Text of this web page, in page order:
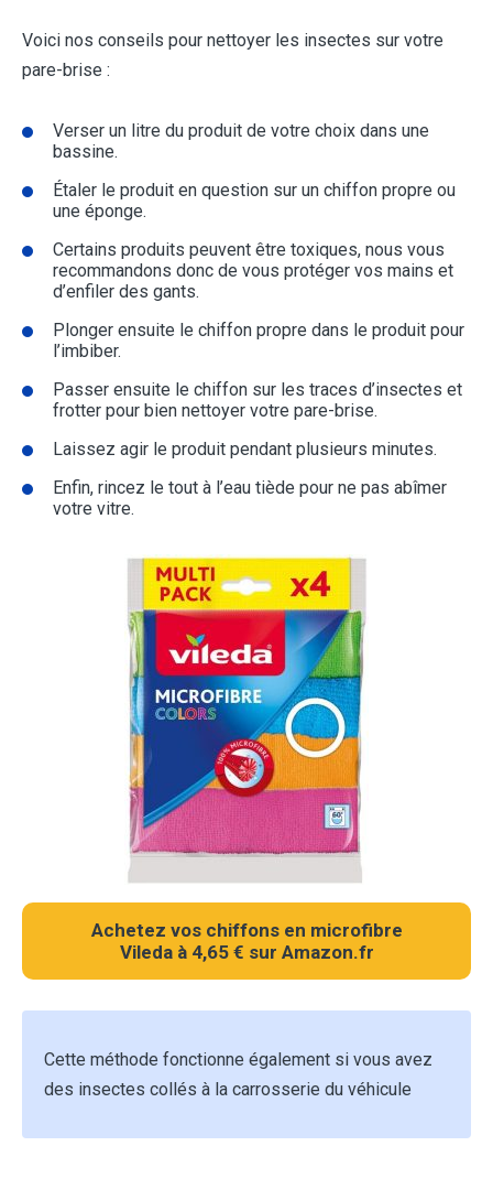
Voici nos conseils pour nettoyer les insectes sur votre
pare-brise :
Verser un litre du produit de votre choix dans une
bassine.
Étaler le produit en question sur un chiffon propre ou
une éponge.
Certains produits peuvent être toxiques, nous vous
recommandons donc de vous protéger vos mains et
d’enfiler des gants.
Plonger ensuite le chiffon propre dans le produit pour
l’imbiber.
Passer ensuite le chiffon sur les traces d’insectes et
frotter pour bien nettoyer votre pare-brise.
Laissez agir le produit pendant plusieurs minutes.
Enfin, rincez le tout à l’eau tiède pour ne pas abîmer
votre vitre.
Achetez vos chiffons en microfibre
Vileda à 4,65 € sur Amazon.fr
Cette méthode fonctionne également si vous avez
des insectes collés à la carrosserie du véhicule